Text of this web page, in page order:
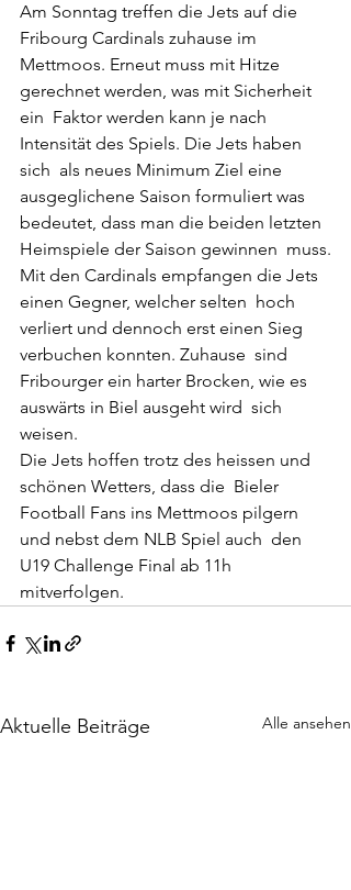
Am Sonntag treffen die Jets auf die
Fribourg Cardinals zuhause im
Mettmoos. Erneut muss mit Hitze
gerechnet werden, was mit Sicherheit
ein  Faktor werden kann je nach
Intensität des Spiels. Die Jets haben
sich  als neues Minimum Ziel eine
ausgeglichene Saison formuliert was
bedeutet, dass man die beiden letzten
Heimspiele der Saison gewinnen  muss.
Mit den Cardinals empfangen die Jets
einen Gegner, welcher selten  hoch
verliert und dennoch erst einen Sieg
verbuchen konnten. Zuhause  sind
Fribourger ein harter Brocken, wie es
auswärts in Biel ausgeht wird  sich
weisen.
Die Jets hoffen trotz des heissen und
schönen Wetters, dass die  Bieler
Football Fans ins Mettmoos pilgern
und nebst dem NLB Spiel auch  den
U19 Challenge Final ab 11h
mitverfolgen.
Aktuelle Beiträge Alle ansehen